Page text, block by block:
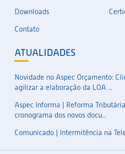
Downloads
Contato
ATUALIDADES
Novidade no Aspec Orçamento:
agilizar a elaboração da LOA ...
Aspec Informa | Reforma
cronograma dos novos docu...
Comunicado | Intermitência na